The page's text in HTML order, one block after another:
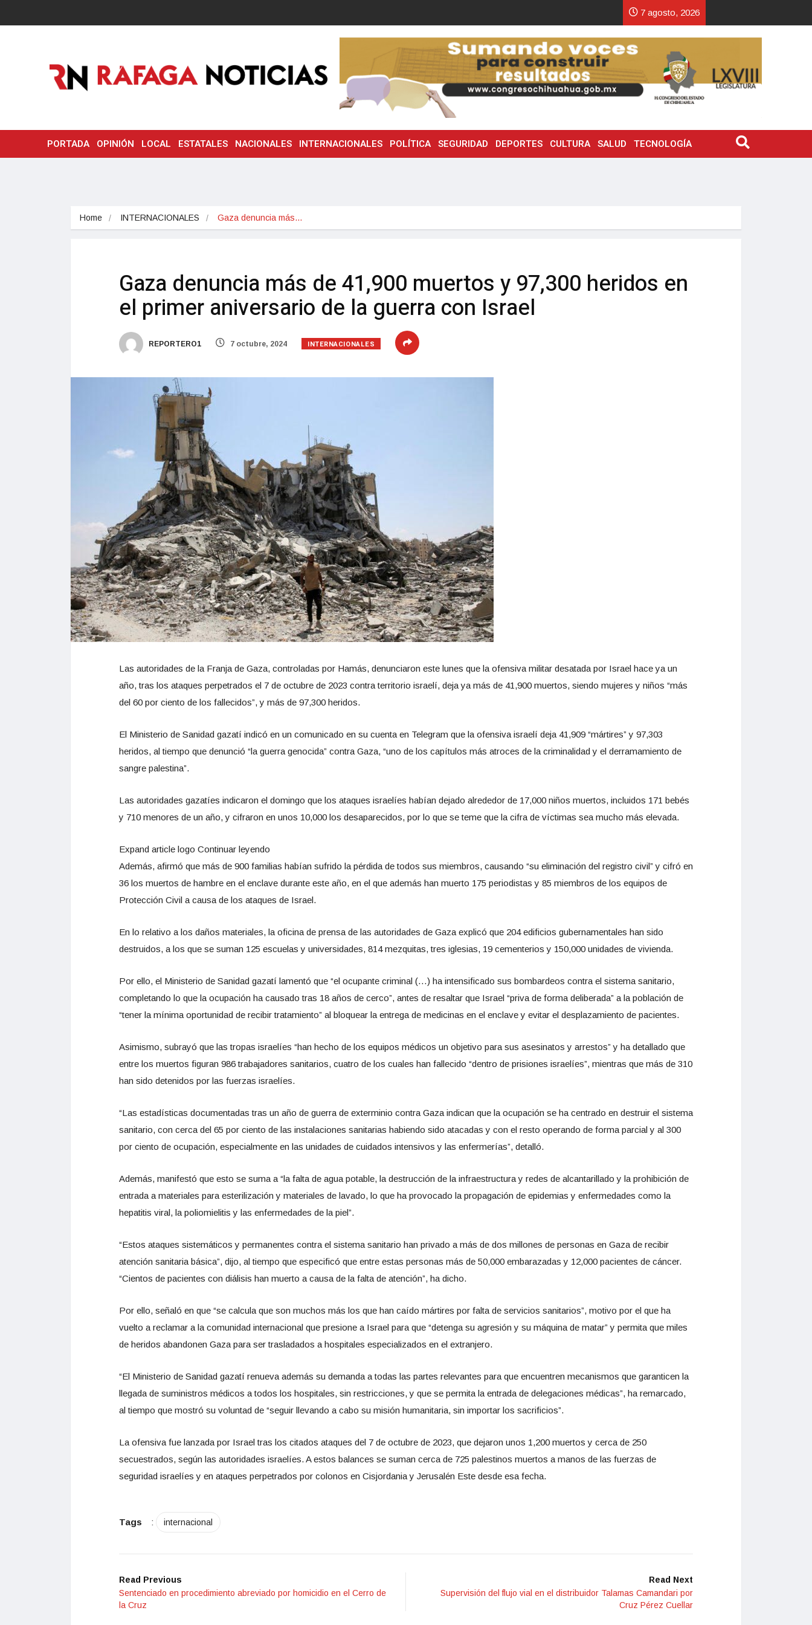
7 agosto, 2026
PORTADA OPINIÓN LOCAL ESTATALES NACIONALES INTERNACIONALES POLÍTICA SEGURIDAD DEPORTES CULTURA SALUD TECNOLOGÍA
Home INTERNACIONALES Gaza denuncia más…
Gaza denuncia más de 41,900 muertos y 97,300 heridos en
el primer aniversario de la guerra con Israel
REPORTERO1 7 octubre, 2024 INTERNACIONALES
Las autoridades de la Franja de Gaza, controladas por Hamás, denunciaron este lunes que la ofensiva militar desatada por Israel hace ya un
año, tras los ataques perpetrados el 7 de octubre de 2023 contra territorio israelí, deja ya más de 41,900 muertos, siendo mujeres y niños “más
del 60 por ciento de los fallecidos”, y más de 97,300 heridos.
El Ministerio de Sanidad gazatí indicó en un comunicado en su cuenta en Telegram que la ofensiva israelí deja 41,909 “mártires” y 97,303
heridos, al tiempo que denunció “la guerra genocida” contra Gaza, “uno de los capítulos más atroces de la criminalidad y el derramamiento de
sangre palestina”.
Las autoridades gazatíes indicaron el domingo que los ataques israelíes habían dejado alrededor de 17,000 niños muertos, incluidos 171 bebés
y 710 menores de un año, y cifraron en unos 10,000 los desaparecidos, por lo que se teme que la cifra de víctimas sea mucho más elevada.
Expand article logo Continuar leyendo
Además, afirmó que más de 900 familias habían sufrido la pérdida de todos sus miembros, causando “su eliminación del registro civil” y cifró en
36 los muertos de hambre en el enclave durante este año, en el que además han muerto 175 periodistas y 85 miembros de los equipos de
Protección Civil a causa de los ataques de Israel.
En lo relativo a los daños materiales, la oficina de prensa de las autoridades de Gaza explicó que 204 edificios gubernamentales han sido
destruidos, a los que se suman 125 escuelas y universidades, 814 mezquitas, tres iglesias, 19 cementerios y 150,000 unidades de vivienda.
Por ello, el Ministerio de Sanidad gazatí lamentó que “el ocupante criminal (…) ha intensificado sus bombardeos contra el sistema sanitario,
completando lo que la ocupación ha causado tras 18 años de cerco”, antes de resaltar que Israel “priva de forma deliberada” a la población de
“tener la mínima oportunidad de recibir tratamiento” al bloquear la entrega de medicinas en el enclave y evitar el desplazamiento de pacientes.
Asimismo, subrayó que las tropas israelíes “han hecho de los equipos médicos un objetivo para sus asesinatos y arrestos” y ha detallado que
entre los muertos figuran 986 trabajadores sanitarios, cuatro de los cuales han fallecido “dentro de prisiones israelíes”, mientras que más de 310
han sido detenidos por las fuerzas israelíes.
“Las estadísticas documentadas tras un año de guerra de exterminio contra Gaza indican que la ocupación se ha centrado en destruir el sistema
sanitario, con cerca del 65 por ciento de las instalaciones sanitarias habiendo sido atacadas y con el resto operando de forma parcial y al 300
por ciento de ocupación, especialmente en las unidades de cuidados intensivos y las enfermerías”, detalló.
Además, manifestó que esto se suma a “la falta de agua potable, la destrucción de la infraestructura y redes de alcantarillado y la prohibición de
entrada a materiales para esterilización y materiales de lavado, lo que ha provocado la propagación de epidemias y enfermedades como la
hepatitis viral, la poliomielitis y las enfermedades de la piel”.
“Estos ataques sistemáticos y permanentes contra el sistema sanitario han privado a más de dos millones de personas en Gaza de recibir
atención sanitaria básica”, dijo, al tiempo que especificó que entre estas personas más de 50,000 embarazadas y 12,000 pacientes de cáncer.
“Cientos de pacientes con diálisis han muerto a causa de la falta de atención”, ha dicho.
Por ello, señaló en que “se calcula que son muchos más los que han caído mártires por falta de servicios sanitarios”, motivo por el que ha
vuelto a reclamar a la comunidad internacional que presione a Israel para que “detenga su agresión y su máquina de matar” y permita que miles
de heridos abandonen Gaza para ser trasladados a hospitales especializados en el extranjero.
“El Ministerio de Sanidad gazatí renueva además su demanda a todas las partes relevantes para que encuentren mecanismos que garanticen la
llegada de suministros médicos a todos los hospitales, sin restricciones, y que se permita la entrada de delegaciones médicas”, ha remarcado,
al tiempo que mostró su voluntad de “seguir llevando a cabo su misión humanitaria, sin importar los sacrificios”.
La ofensiva fue lanzada por Israel tras los citados ataques del 7 de octubre de 2023, que dejaron unos 1,200 muertos y cerca de 250
secuestrados, según las autoridades israelíes. A estos balances se suman cerca de 725 palestinos muertos a manos de las fuerzas de
seguridad israelíes y en ataques perpetrados por colonos en Cisjordania y Jerusalén Este desde esa fecha.
Tags : internacional
Read Previous
Sentenciado en procedimiento abreviado por homicidio en el Cerro de
la Cruz
Read Next
Supervisión del flujo vial en el distribuidor Talamas Camandari por
Cruz Pérez Cuellar